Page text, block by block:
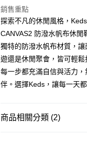
玉山商業銀行
台新國際商業銀行
台灣樂天信用卡公司
聯邦商業銀行
元大商業銀行
台新國際商業銀行
台灣樂天信用卡公司
運送方式
宅配
每筆NT$100，滿
離島宅配
每筆NT$150
銷售重點
探索不凡的休閒風格，
CANVAS2 防潑水帆布休
獨特的防潑水帆布材質，
遊還是休閒聚會，皆可輕
每一步都充滿自信與活力
伴。選擇Keds，讓每一天都
商品相關分類 (2)